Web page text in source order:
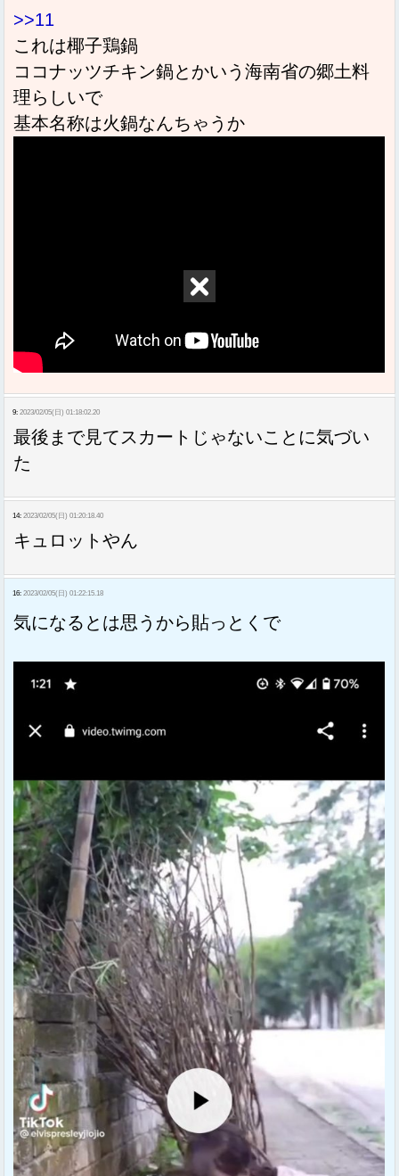
>>11
これは椰子鶏鍋
ココナッツチキン鍋とかいう海南省の郷土料
理らしいで
基本名称は火鍋なんちゃうか
9: 2023/02/05(日) 01:18:02.20
最後まで見てスカートじゃないことに気づい
た
14: 2023/02/05(日) 01:20:18.40
キュロットやん
16: 2023/02/05(日) 01:22:15.18
気になるとは思うから貼っとくで